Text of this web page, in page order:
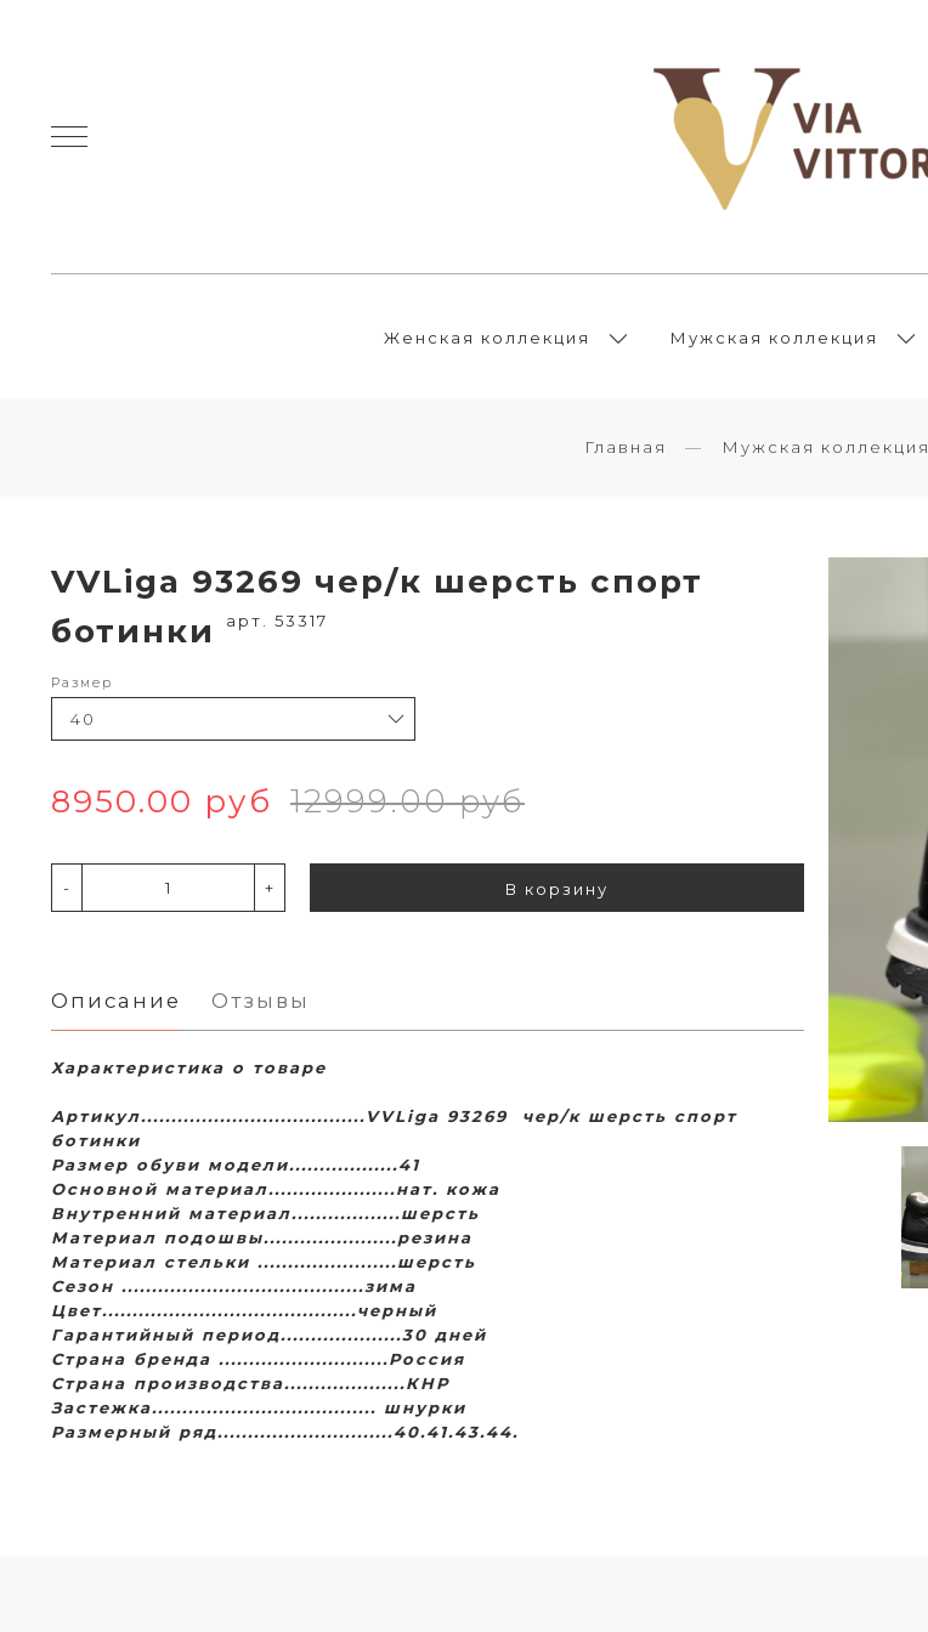
Женская коллекция Мужская коллекция
Главная Мужская коллекция
VVLiga 93269 чер/к шерсть спорт
ботинки
арт. 53317
Размер
8950.00 руб 12999.00 руб
- + В корзину
Описание Отзывы
Характеристика о товаре
Артикул.....................................VVLiga 93269 чер/к шерсть спорт
ботинки
Размер обуви модели..................41
Основной материал.....................нат. кожа
Внутренний материал..................шерсть
Материал подошвы......................резина
Материал стельки .......................шерсть
Сезон ........................................зима
Цвет..........................................черный
Гарантийный период....................30 дней
Страна бренда ............................Россия
Страна производства....................КНР
Застежка..................................... шнурки
Размерный ряд.............................40.41.43.44.